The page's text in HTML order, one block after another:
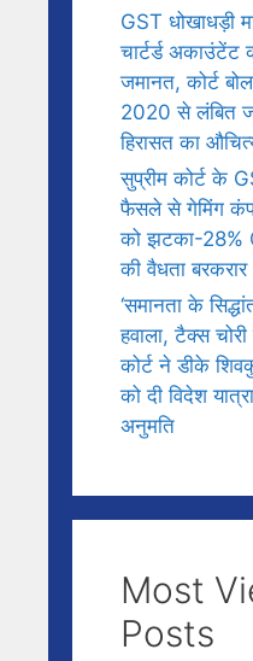
GST धोखाधड़ी
चार्टर्ड अकाउंटेंट
जमानत, कोर्ट
2020 से लंबित
हिरासत का
सुप्रीम कोर्ट के
फैसले से गेमिंग
को झटका-28%
की वैधता बरकरार
‘समानता के
हवाला, टैक्स
कोर्ट ने डीके
को दी विदेश
अनुमति
Most
Posts